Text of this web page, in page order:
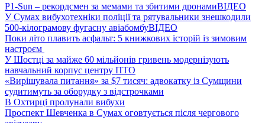
P1-Sun – рекордсмен за мемами та збитими дронамиВІДЕО
У Сумах вибухотехніки поліції та рятувальники знешкодили
500-кілограмову фугасну авіабомбуВІДЕО
Поки літо плавить асфальт: 5 книжкових історій із зимовим
настроєм
У Шостці за майже 60 мільйонів гривень модернізують
навчальний корпус центру ПТО
«Вирішувала питання» за $7 тисяч: адвокатку із Сумщини
судитимуть за оборудку з відстрочками
В Охтирці пролунали вибухи
Проспект Шевченка в Сумах оговтується після чергового